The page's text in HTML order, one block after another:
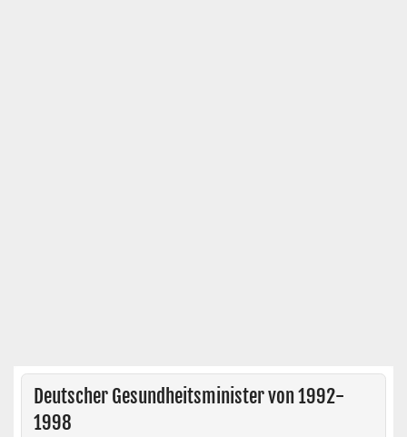
Deutscher Gesundheitsminister von 1992-
1998